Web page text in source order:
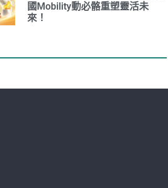
國Mobility動必骼重塑靈活未
來！